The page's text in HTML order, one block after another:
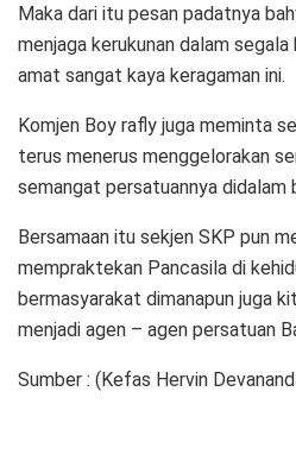
Maka dari itu pesan padatnya
menjaga kerukunan dalam
amat sangat kaya keragaman ini.
Komjen Boy rafly juga meminta
terus menerus menggelorakan
semangat persatuannya didalam
Bersamaan itu sekjen SKP pun
mempraktekan Pancasila di
bermasyarakat dimanapun juga
menjadi agen – agen persatuan
Sumber : (Kefas Hervin